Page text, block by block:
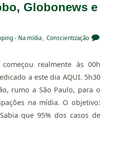
Globonews e
- Na mídia, Conscientização
realmente às 00h
a este dia AQUI. 5h30
rumo a São Paulo, para o
na mídia. O objetivo:
que 95% dos casos de